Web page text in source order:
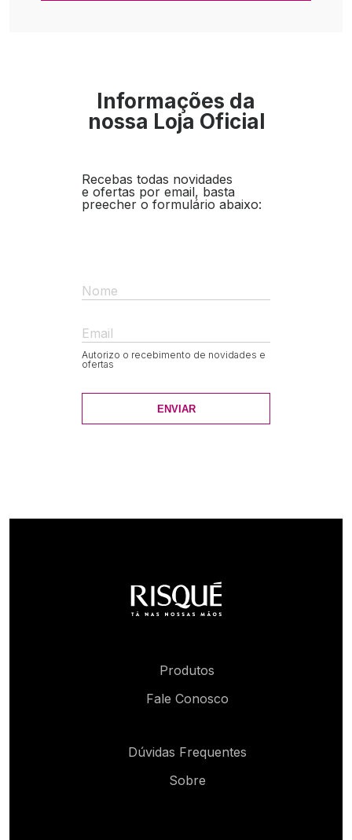
Informações da
nossa Loja Oficial
Recebas todas novidades
e ofertas por email, basta
preecher o formulário abaixo:
Nome
Email
Autorizo o recebimento de novidades e
ofertas
ENVIAR
Produtos
Fale Conosco
Dúvidas Frequentes
Sobre